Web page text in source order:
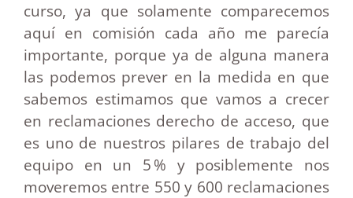
curso, ya que solamente comparecemos
aquí en comisión cada año me parecía
importante, porque ya de alguna manera
las podemos prever en la medida en que
sabemos estimamos que vamos a crecer
en reclamaciones derecho de acceso, que
es uno de nuestros pilares de trabajo del
equipo en un 5 % y posiblemente nos
moveremos entre 550 y 600 reclamaciones